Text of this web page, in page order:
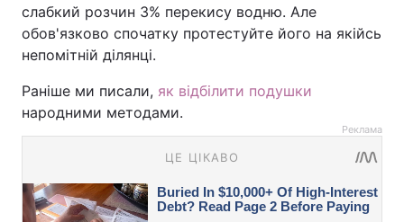
слабкий розчин 3% перекису водню. Але
обов'язково спочатку протестуйте його на якійсь
непомітній ділянці.
Раніше ми писали, як відбілити подушки
народними методами.
Реклама